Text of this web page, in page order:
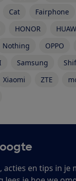
Cat Fairphone
HONOR
Nothing OPPO
Samsung
Xiaomi ZTE
acties en tips in je